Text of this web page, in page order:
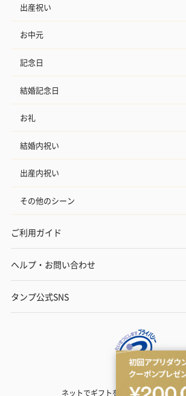
出産祝い
お中元
記念日
結婚記念日
お礼
結婚内祝い
出産内祝い
その他のシーン
ご利用ガイド
ヘルプ・お問い合わせ
タンプ公式SNS
ネットでギフトを贈るなら | TANP（